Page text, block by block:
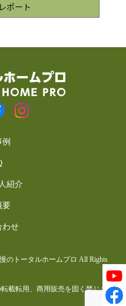
ポート
紹介
要
わせ
のトータルホームプロ All Rights
載転用、商用販売を固く禁じま